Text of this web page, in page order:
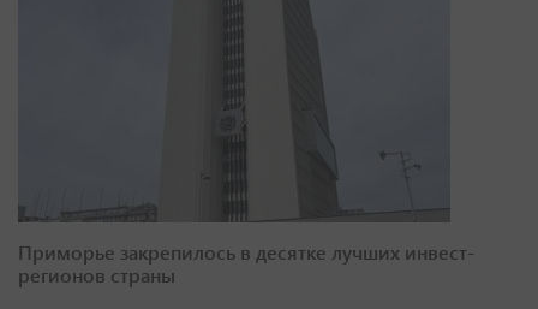
Приморье закрепилось в десятке лучших инвест-
регионов страны